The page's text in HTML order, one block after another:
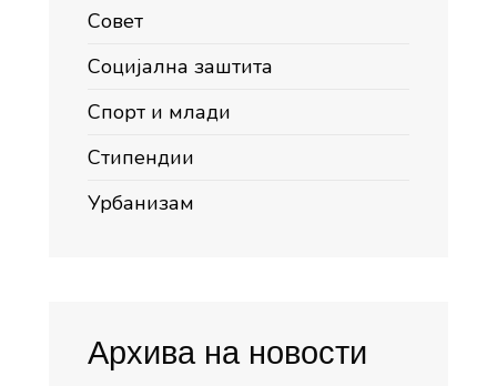
Совет
Социјална заштита
Спорт и млади
Стипендии
Урбанизам
Архива на новости